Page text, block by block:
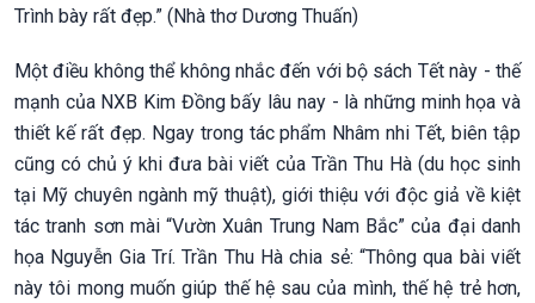
Trình bày rất đẹp.” (Nhà thơ Dương Thuấn)
Một điều không thể không nhắc đến với bộ sách Tết này - thế
mạnh của NXB Kim Đồng bấy lâu nay - là những minh họa và
thiết kế rất đẹp. Ngay trong tác phẩm Nhâm nhi Tết, biên tập
cũng có chủ ý khi đưa bài viết của Trần Thu Hà (du học sinh
tại Mỹ chuyên ngành mỹ thuật), giới thiệu với độc giả về kiệt
tác tranh sơn mài “Vườn Xuân Trung Nam Bắc” của đại danh
họa Nguyễn Gia Trí. Trần Thu Hà chia sẻ: “Thông qua bài viết
này tôi mong muốn giúp thế hệ sau của mình, thế hệ trẻ hơn,